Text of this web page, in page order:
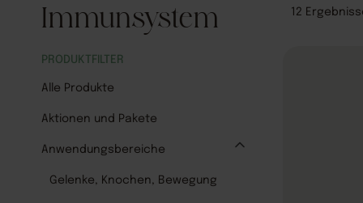
Immunsystem
PRODUKTFILTER
Alle Produkte
Aktionen und Pakete
Anwendungsbereiche
Gelenke, Knochen, Bewegung
12